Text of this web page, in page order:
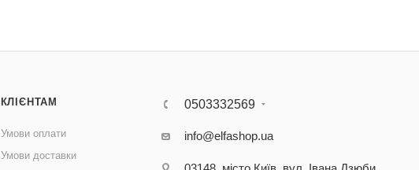
КЛІЄНТАМ
Умови оплати
Умови доставки
0503332569
info@elfashop.ua